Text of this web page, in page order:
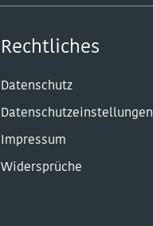
Rechtliches
Datenschutz
Datenschutzeinstellungen
Impressum
Widersprüche